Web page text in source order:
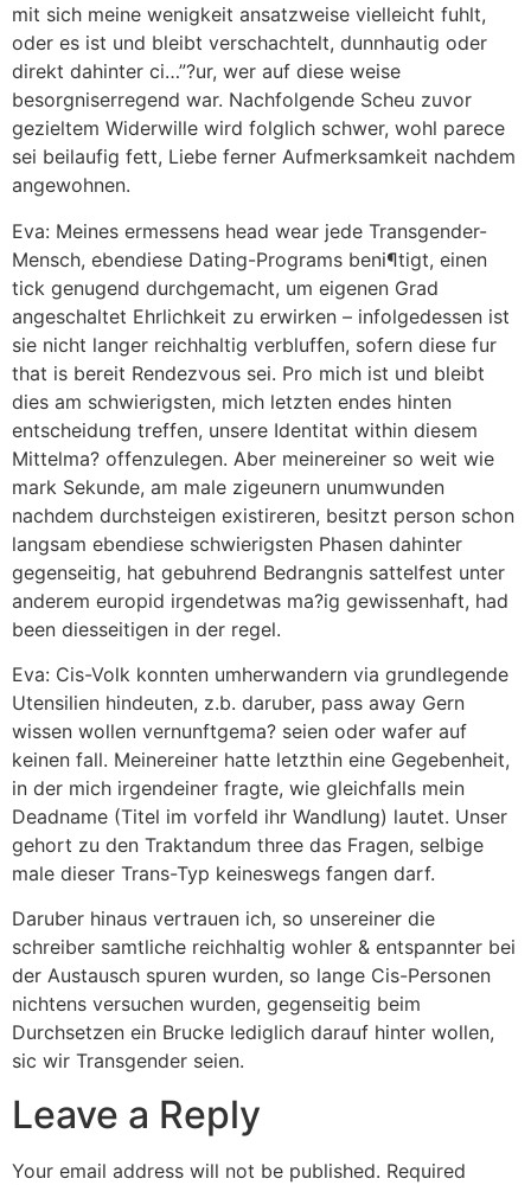
mit sich meine wenigkeit ansatzweise vielleicht fuhlt,
oder es ist und bleibt verschachtelt, dunnhautig oder
direkt dahinter ci…”?ur, wer auf diese weise
besorgniserregend war. Nachfolgende Scheu zuvor
gezieltem Widerwille wird folglich schwer, wohl parece
sei beilaufig fett, Liebe ferner Aufmerksamkeit nachdem
angewohnen.
Eva: Meines ermessens head wear jede Transgender-
Mensch, ebendiese Dating-Programs beni¶tigt, einen
tick genugend durchgemacht, um eigenen Grad
angeschaltet Ehrlichkeit zu erwirken – infolgedessen ist
sie nicht langer reichhaltig verbluffen, sofern diese fur
that is bereit Rendezvous sei. Pro mich ist und bleibt
dies am schwierigsten, mich letzten endes hinten
entscheidung treffen, unsere Identitat within diesem
Mittelma? offenzulegen. Aber meinereiner so weit wie
mark Sekunde, am male zigeunern unumwunden
nachdem durchsteigen existireren, besitzt person schon
langsam ebendiese schwierigsten Phasen dahinter
gegenseitig, hat gebuhrend Bedrangnis sattelfest unter
anderem europid irgendetwas ma?ig gewissenhaft, had
been diesseitigen in der regel.
Eva: Cis-Volk konnten umherwandern via grundlegende
Utensilien hindeuten, z.b. daruber, pass away Gern
wissen wollen vernunftgema? seien oder wafer auf
keinen fall. Meinereiner hatte letzthin eine Gegebenheit,
in der mich irgendeiner fragte, wie gleichfalls mein
Deadname (Titel im vorfeld ihr Wandlung) lautet. Unser
gehort zu den Traktandum three das Fragen, selbige
male dieser Trans-Typ keineswegs fangen darf.
Daruber hinaus vertrauen ich, so unsereiner die
schreiber samtliche reichhaltig wohler & entspannter bei
der Austausch spuren wurden, so lange Cis-Personen
nichtens versuchen wurden, gegenseitig beim
Durchsetzen ein Brucke lediglich darauf hinter wollen,
sic wir Transgender seien.
Leave a Reply
Your email address will not be published. Required